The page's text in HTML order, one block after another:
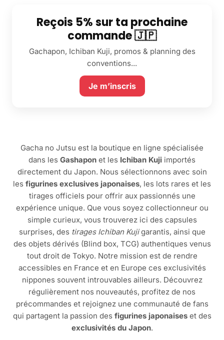
Reçois 5% sur ta prochaine
commande 🇯🇵
Gachapon, Ichiban Kuji, promos & planning des
conventions...
Je m’inscris
Gacha no Jutsu est la boutique en ligne spécialisée
dans les Gashapon et les Ichiban Kuji importés
directement du Japon. Nous sélectionnons avec soin
les figurines exclusives japonaises, les lots rares et les
tirages officiels pour offrir aux passionnés une
expérience unique. Que vous soyez collectionneur ou
simple curieux, vous trouverez ici des capsules
surprises, des tirages Ichiban Kujigarantis, ainsi que
des objets dérivés (Blind box, TCG) authentiques venus
tout droit de Tokyo. Notre mission est de rendre
accessibles en France et en Europe ces exclusivités
nippones souvent introuvables ailleurs. Découvrez
régulièrement nos nouveautés, profitez de nos
précommandes et rejoignez une communauté de fans
qui partagent la passion des figurines japonaiseset des
exclusivités du Japon.